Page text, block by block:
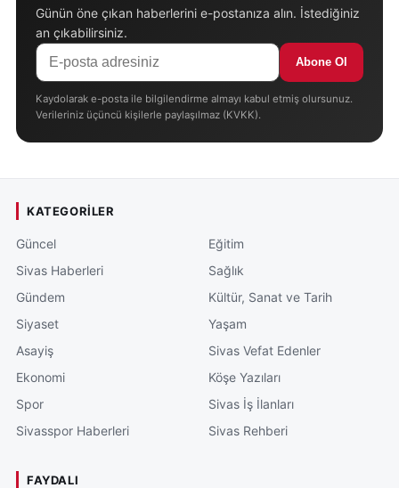
Günün öne çıkan haberlerini e-postanıza alın. İstediğiniz
an çıkabilirsiniz.
Abone Ol
Kaydolarak e-posta ile bilgilendirme almayı kabul etmiş olursunuz.
Verileriniz üçüncü kişilerle paylaşılmaz (KVKK).
KATEGORILER
Güncel
Sivas Haberleri
Gündem
Siyaset
Asayiş
Ekonomi
Spor
Sivasspor Haberleri
Eğitim
Sağlık
Kültür, Sanat ve Tarih
Yaşam
Sivas Vefat Edenler
Köşe Yazıları
Sivas İş İlanları
Sivas Rehberi
FAYDALI